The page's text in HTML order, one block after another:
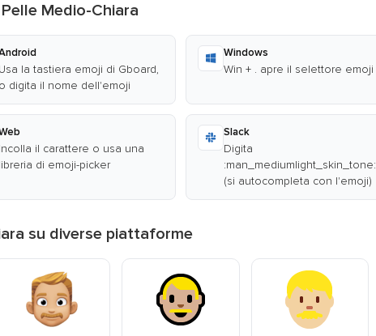
Medio-Chiara
Usa la tastiera emoji di Gboard,
o digita il nome dell'emoji
Windows
Win + . apre il selettore emoji
Incolla il carattere o usa una
libreria di emoji-picker
Slack
Digita
:man_mediumlight_skin_tone:
(si autocompleta con l'emoji)
su diverse piattaforme